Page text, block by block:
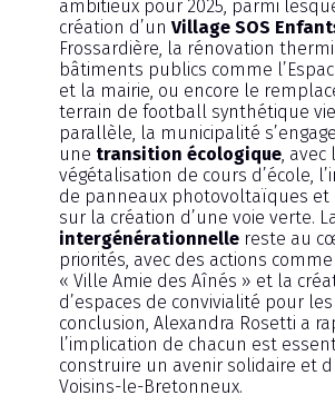
ambitieux pour 2025, parmi
création d’un Village SOS
Frossardière, la rénovation
bâtiments publics comme
et la mairie, ou encore le
terrain de football synthétique
parallèle, la municipalité
une transition écologique, avec
végétalisation de cours d’école,
de panneaux photovoltaïques et
sur la création d’une voie verte.
intergénérationnellereste au
priorités, avec des actions
« Ville Amie des Aînés » et la
d’espaces de convivialité pour les
conclusion, Alexandra Rosetti a
l’implication de chacun est
construire un avenir solidaire et
Voisins-le-Bretonneux.